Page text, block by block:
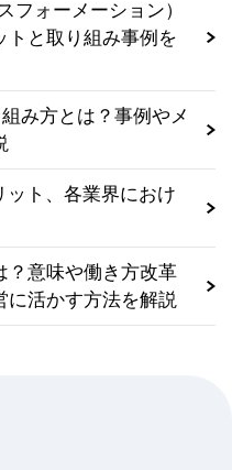
フォーメーション）
トと取り組み事例を
み方とは？事例やメ
ット、各業界におけ
？意味や働き方改革
に活かす方法を解説